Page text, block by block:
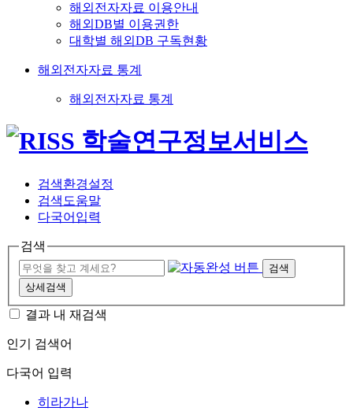
해외전자자료 이용안내
해외DB별 이용권한
대학별 해외DB 구독현황
해외전자자료 통계
해외전자자료 통계
검색환경설정
검색도움말
다국어입력
검색
검색
상세검색
결과 내 재검색
인기 검색어
다국어 입력
히라가나